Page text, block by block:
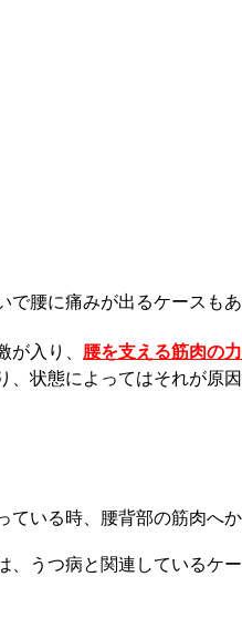
で腰に痛みが出るケースもあ
入り、 腰を支える筋肉の力
、状態によってはそれが原因
ている時、腰背部の筋肉へか
、うつ病と関連しているケー